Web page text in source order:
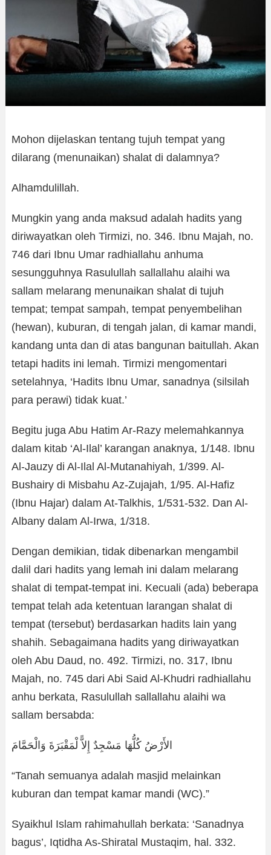
Mohon dijelaskan tentang tujuh tempat yang
dilarang (menunaikan) shalat di dalamnya?
Alhamdulillah.
Mungkin yang anda maksud adalah hadits yang
diriwayatkan oleh Tirmizi, no. 346. Ibnu Majah, no.
746 dari Ibnu Umar radhiallahu anhuma
sesungguhnya Rasulullah sallallahu alaihi wa
sallam melarang menunaikan shalat di tujuh
tempat; tempat sampah, tempat penyembelihan
(hewan), kuburan, di tengah jalan, di kamar mandi,
kandang unta dan di atas bangunan baitullah. Akan
tetapi hadits ini lemah. Tirmizi mengomentari
setelahnya, ‘Hadits Ibnu Umar, sanadnya (silsilah
para perawi) tidak kuat.’
Begitu juga Abu Hatim Ar-Razy melemahkannya
dalam kitab ‘Al-Ilal’ karangan anaknya, 1/148. Ibnu
Al-Jauzy di Al-Ilal Al-Mutanahiyah, 1/399. Al-
Bushairy di Misbahu Az-Zujajah, 1/95. Al-Hafiz
(Ibnu Hajar) dalam At-Talkhis, 1/531-532. Dan Al-
Albany dalam Al-Irwa, 1/318.
Dengan demikian, tidak dibenarkan mengambil
dalil dari hadits yang lemah ini dalam melarang
shalat di tempat-tempat ini. Kecuali (ada) beberapa
tempat telah ada ketentuan larangan shalat di
tempat (tersebut) berdasarkan hadits lain yang
shahih. Sebagaimana hadits yang diriwayatkan
oleh Abu Daud, no. 492. Tirmizi, no. 317, Ibnu
Majah, no. 745 dari Abi Said Al-Khudri radhiallahu
anhu berkata, Rasulullah sallallahu alaihi wa
sallam bersabda:
الأَرْضُ كُلُّهَا مَسْجِدٌ إِلاًّ لْمَقْبَرَةَ وَالْحَمَّامَ
“Tanah semuanya adalah masjid melainkan
kuburan dan tempat kamar mandi (WC).”
Syaikhul Islam rahimahullah berkata: ‘Sanadnya
bagus’, Iqtidha As-Shiratal Mustaqim, hal. 332.